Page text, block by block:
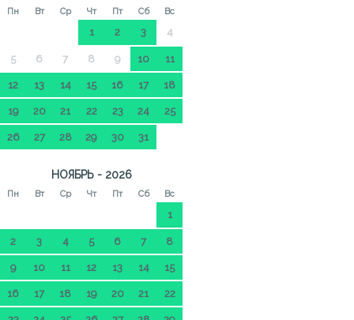
Пн Вт Ср Чт Пт Сб Вс
1 2 3 4
5 6 7 8 9 10 11
12 13 14 15 16 17 18
19 20 21 22 23 24 25
26 27 28 29 30 31
НОЯБРЬ - 2026
Пн Вт Ср Чт Пт Сб Вс
1
2 3 4 5 6 7 8
9 10 11 12 13 14 15
16 17 18 19 20 21 22